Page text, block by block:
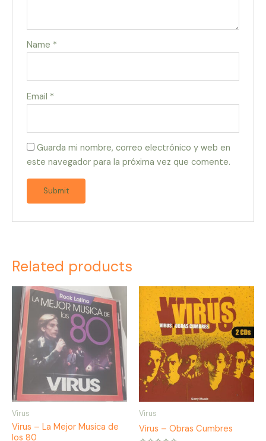
Name *
Email *
Guarda mi nombre, correo electrónico y web en
este navegador para la próxima vez que comente.
Related products
Virus
Virus – La Mejor Musica de
los 80
Virus
Virus – Obras Cumbres